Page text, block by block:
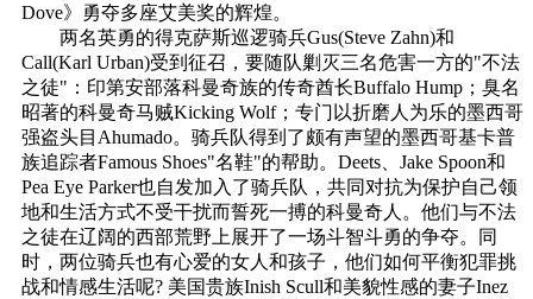
Dove》勇夺多座艾美奖的辉煌。
两名英勇的得克萨斯巡逻骑兵Gus(Steve Zahn)和
Call(Karl Urban)受到征召，要随队剿灭三名危害一方的"不法
之徒"：印第安部落科曼奇族的传奇酋长Buffalo Hump；臭名
昭著的科曼奇马贼Kicking Wolf；专门以折磨人为乐的墨西哥
强盗头目Ahumado。骑兵队得到了颇有声望的墨西哥基卡普
族追踪者Famous Shoes"名鞋"的帮助。Deets、Jake Spoon和
Pea Eye Parker也自发加入了骑兵队，共同对抗为保护自己领
地和生活方式不受干扰而誓死一搏的科曼奇人。他们与不法
之徒在辽阔的西部荒野上展开了一场斗智斗勇的争夺。同
时，两位骑兵也有心爱的女人和孩子，他们如何平衡犯罪挑
战和情感生活呢? 美国贵族Inish Scull和美貌性感的妻子Inez